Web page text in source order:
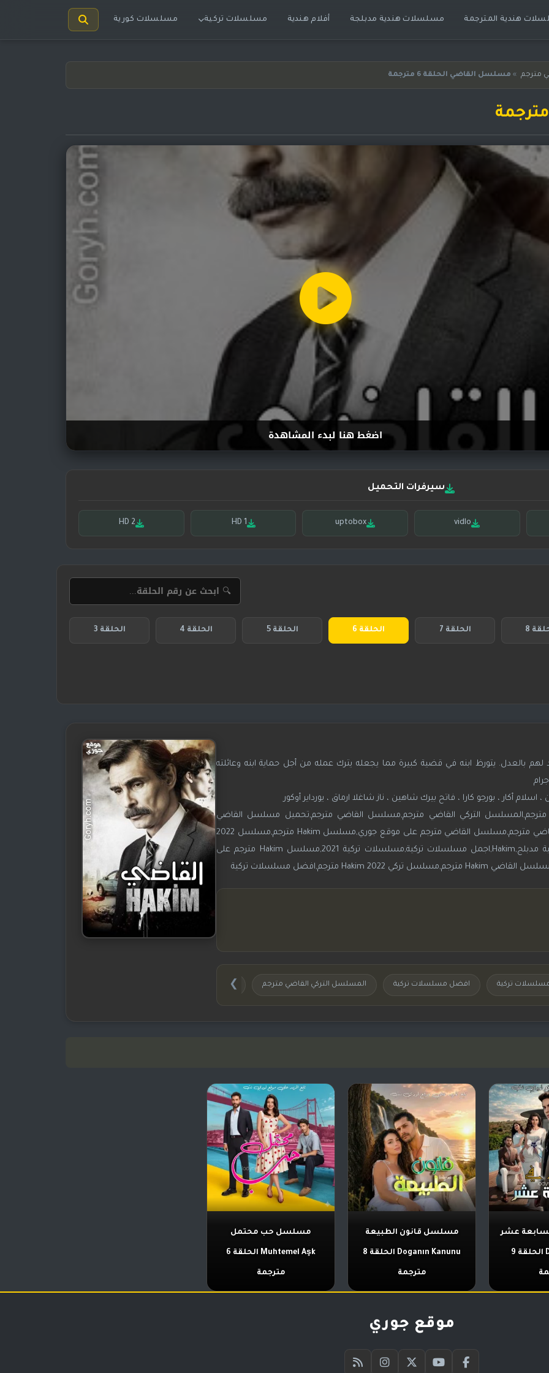
هندية المترجمة مسلسلات هندية مدبلجة أفلام هندية مسلسلات تركية مسلسلات كورية
مترجم » مسلسل القاضي‬⁩ الحلقة 6 مترجمة
اضغط هنا لبدء المشاهدة
سيرفرات التحميل
vidlo
uptobox
HD 1
HD 2
8 الحلقة 7 الحلقة 6 الحلقة 5 الحلقة 4 الحلقة 3
بالعدل. يتورظ ابنه في قضية كبيرة مما يجعله يترك عمله من أجل حماية ابنه وعائلته
أكار ، بورجو كارا ، فاتح بيرك شاهين ، ناز شاغلا ارماق ، يورداير أوكور
التركي القاضي مترجم,مسلسل القاضي مترجم,تحميل مسلسل القاضي
مترجم,مشاهدة مسلسل القاضي مترجم,مسلسل القاضي مترجم,مسلسل القاضي مترجم على موقع جوري,مسلسل Hakim مترجم,مسلسل 2022
Hakim مترجم,مسلسلات تركية مترجم,مسلسلات تركية مدبلج,Hakim,اجمل مسلسلات تركية,مسلسلات تركية 2021,مسلسل Hakim مترجم على
تركية افضل مسلسلات تركية المسلسل التركي القاضي مترجم تحميل مسلسل القاضي مترجم
❯
عشر
Daha on Yedi الحلقة 9
مسلسل قانون الطبيعة
Doganın Kanunu الحلقة 8
مترجمة
مسلسل حب محتمل
Muhtemel Aşk الحلقة 6
مترجمة
موقع جوري